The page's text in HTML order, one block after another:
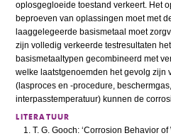
oplosgegloeide toestand verkeert. Het
beproeven van oplassingen moet met
laaggelegeerde basismetaal moet
zijn volledig verkeerde testresultaten
basismetaaltypen gecombineerd met
welke laatstgenoemden het gevolg zijn
(lasproces en -procedure,
interpasstemperatuur) kunnen de
LITERATUUR
T. G. Gooch: ‘Corrosion Behavior